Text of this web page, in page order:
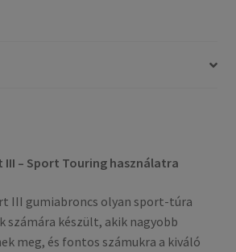
III – Sport Touring használatra
III gumiabroncs olyan sport-túra
számára készült, akik nagyobb
meg, és fontos számukra a kiváló